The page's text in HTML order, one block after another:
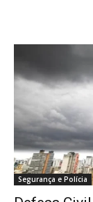
Segurança e Polícia